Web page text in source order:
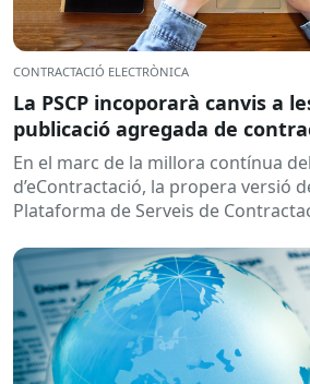
CONTRACTACIÓ ELECTRÒNICA
La PSCP incoporarà canvis a
publicació agregada de
la integració amb el RPC
En el marc de la millora contínua
d’eContractació, la propera versió
Plataforma de Serveis de